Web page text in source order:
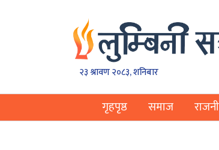
२३ श्रावण २०८३, शनिबार
गृहपृष्ठ समाज